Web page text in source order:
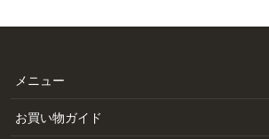
メニュー
お買い物ガイド